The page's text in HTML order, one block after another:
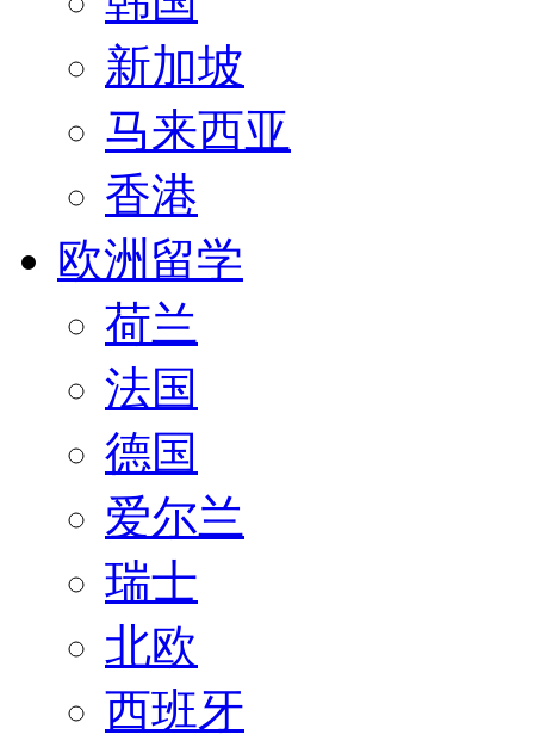
新加坡
马来西亚
香港
欧洲留学
荷兰
法国
德国
爱尔兰
瑞士
北欧
西班牙